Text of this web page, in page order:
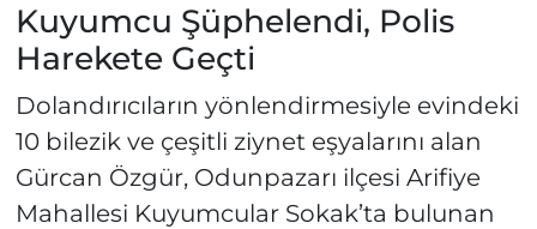
Kuyumcu Şüphelendi, Polis
Harekete Geçti
Dolandırıcıların yönlendirmesiyle evindeki
10 bilezik ve çeşitli ziynet eşyalarını alan
Gürcan Özgür, Odunpazarı ilçesi Arifiye
Mahallesi Kuyumcular Sokak’ta bulunan